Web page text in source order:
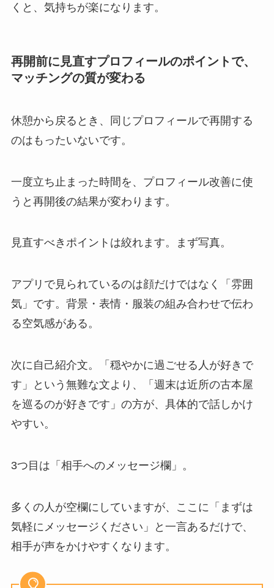
くと、気持ちが楽になります。
再開前に見直すプロフィールのポイントで、
マッチングの質が変わる
休憩から戻るとき、同じプロフィールで再開する
のはもったいないです。
一度立ち止まった時間を、プロフィール改善に使
うと再開後の結果が変わります。
見直すべきポイントは絞れます。まず写真。
アプリで見られているのは顔だけではなく「雰囲
気」です。背景・表情・服装の組み合わせで伝わ
る空気感がある。
次に自己紹介文。「穏やかに過ごせる人が好きで
す」という無難な文より、「週末は近所の古本屋
を巡るのが好きです」の方が、具体的で話しかけ
やすい。
3つ目は「相手へのメッセージ欄」。
多くの人が空欄にしていますが、ここに「まずは
気軽にメッセージください」と一言あるだけで、
相手が声をかけやすくなります。